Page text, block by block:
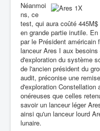
Néanmoi
ns, ce
test, qui aura coûté
en grande partie inutile.
par le Président américain
lanceur Ares I aux
d'exploration du système
de l'ancien président du
audit, préconise une
d'exploration Constellation
onéreuses que celles
savoir un lanceur léger
ainsi qu'un lanceur lourd
lunaire.